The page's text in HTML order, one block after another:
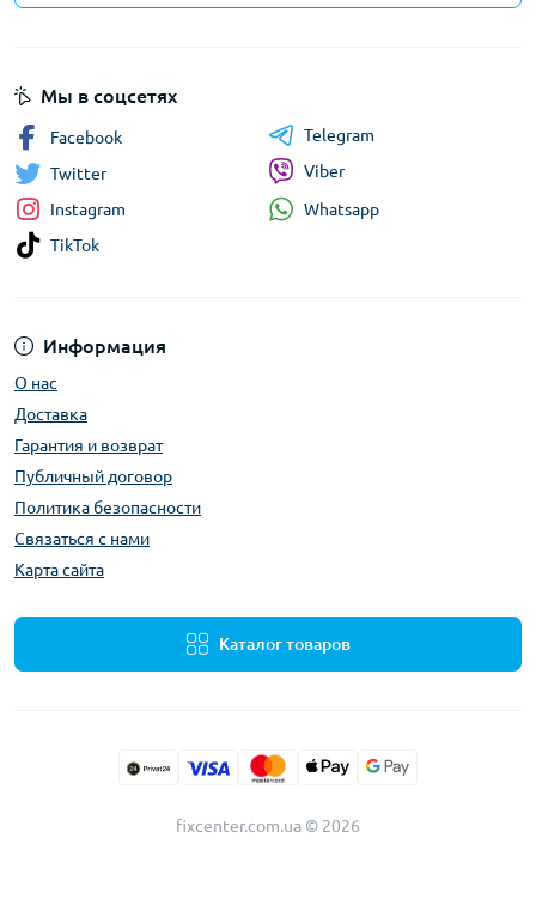
Информация
О нас
Доставка
Гарантия и возврат
Публичный договор
Политика безопасности
Связаться с нами
Карта сайта
Каталог товаров
Мы в соцсетях
Facebook
Twitter
Instagram
TikTok
Telegram
Viber
Whatsapp
fixcenter.com.ua © 2026